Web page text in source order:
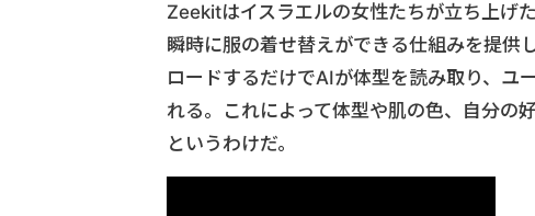
Zeekitはイスラエルの女性たちが立ち上げ
瞬時に服の着せ替えができる仕組みを提供
ロードするだけでAIが体型を読み取り、ユ
れる。これによって体型や肌の色、自分の
というわけだ。